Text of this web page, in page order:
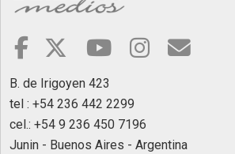
B. de Irigoyen 423
tel : +54 236 442 2299
cel.: +54 9 236 450 7196
Junin - Buenos Aires - Argentina